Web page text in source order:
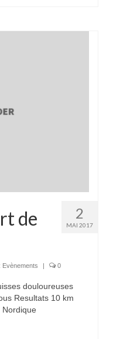
2
MAI 2017
de
Evènements | 0
douloureuses
Resultats 10 km
Nordique